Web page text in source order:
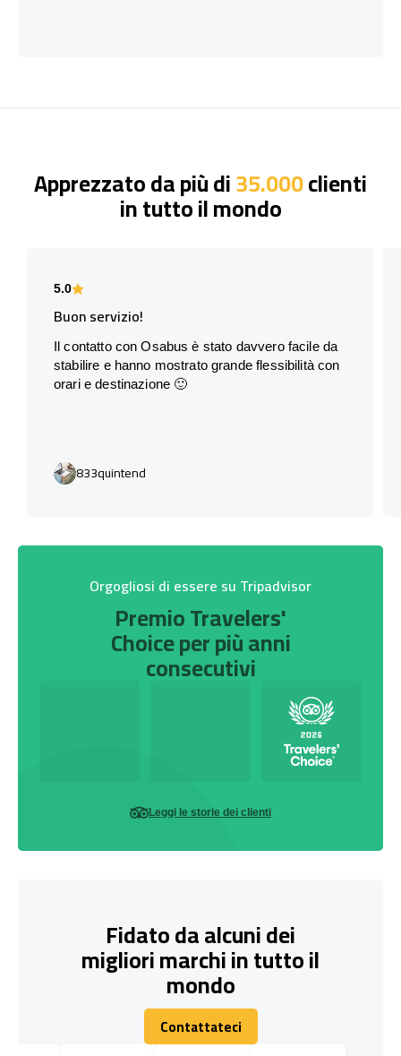
Apprezzato da più di35.000clienti
in tutto il mondo
5.0
Buon servizio!
Il contatto con Osabus è stato davvero facile da
stabilire e hanno mostrato grande flessibilità con
orari e destinazione 🙂
833quintend
Orgogliosi di essere su Tripadvisor
Premio Travelers'
Choice per più anni
consecutivi
Leggi le storie dei clienti
Fidato da alcuni dei
migliori marchi in tutto il
mondo
Contattateci
Contattateci